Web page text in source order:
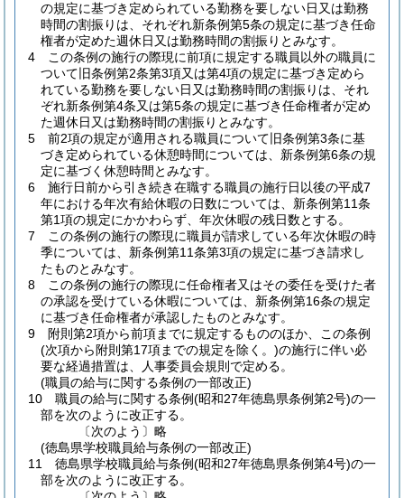
の規定に基づき定められている勤務を要しない日又は勤務
時間の割振りは、それぞれ新条例第5条の規定に基づき任命
権者が定めた週休日又は勤務時間の割振りとみなす。
4
この条例の施行の際現に前項に規定する職員以外の職員に
ついて旧条例第2条第3項又は第4項の規定に基づき定めら
れている勤務を要しない日又は勤務時間の割振りは、それ
ぞれ新条例第4条又は第5条の規定に基づき任命権者が定め
た週休日又は勤務時間の割振りとみなす。
5
前2項の規定が適用される職員について旧条例第3条に基
づき定められている休憩時間については、新条例第6条の規
定に基づく休憩時間とみなす。
6
施行日前から引き続き在職する職員の施行日以後の平成7
年における年次有給休暇の日数については、新条例第11条
第1項の規定にかかわらず、年次休暇の残日数とする。
7
この条例の施行の際現に職員が請求している年次休暇の時
季については、新条例第11条第3項の規定に基づき請求し
たものとみなす。
8
この条例の施行の際現に任命権者又はその委任を受けた者
の承認を受けている休暇については、新条例第16条の規定
に基づき任命権者が承認したものとみなす。
9
附則第2項から前項までに規定するもののほか、この条例
(次項から附則第17項までの規定を除く。)の施行に伴い必
要な経過措置は、人事委員会規則で定める。
(職員の給与に関する条例の一部改正)
10
職員の給与に関する条例(昭和27年徳島県条例第2号)の一
部を次のように改正する。
〔次のよう〕略
(徳島県学校職員給与条例の一部改正)
11
徳島県学校職員給与条例(昭和27年徳島県条例第4号)の一
部を次のように改正する。